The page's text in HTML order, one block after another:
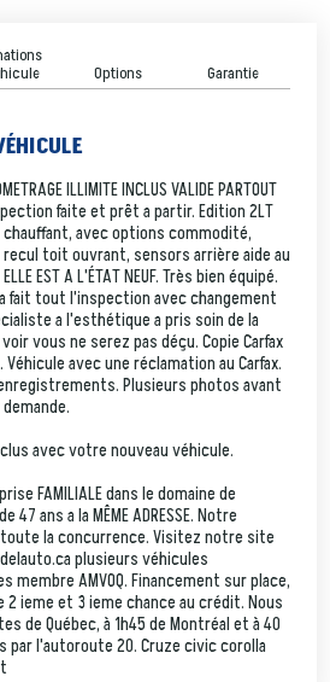
Options Garantie
ILLIMITE INCLUS VALIDE PARTOUT
faite et prêt a partir. Edition 2LT
chauffant, avec options commodité,
recul toit ouvrant, sensors arrière aide au
EST A L'ÉTAT NEUF. Très bien équipé.
fait tout l'inspection avec changement
a l'esthétique a pris soin de la
vous ne serez pas déçu. Copie Carfax
avec une réclamation au Carfax.
Plusieurs photos avant
avec votre nouveau véhicule.
FAMILIALE dans le domaine de
ans a la MÊME ADRESSE. Notre
la concurrence. Visitez notre site
plusieurs véhicules
membre AMVOQ. Financement sur place,
2 ieme et 3 ieme chance au crédit. Nous
de Québec, à 1h45 de Montréal et à 40
par l'autoroute 20. Cruze civic corolla